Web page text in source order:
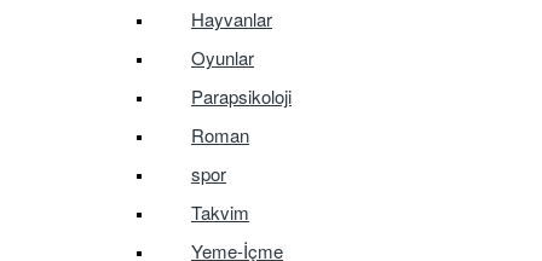
Hayvanlar
Oyunlar
Parapsikoloji
Roman
spor
Takvim
Yeme-İçme